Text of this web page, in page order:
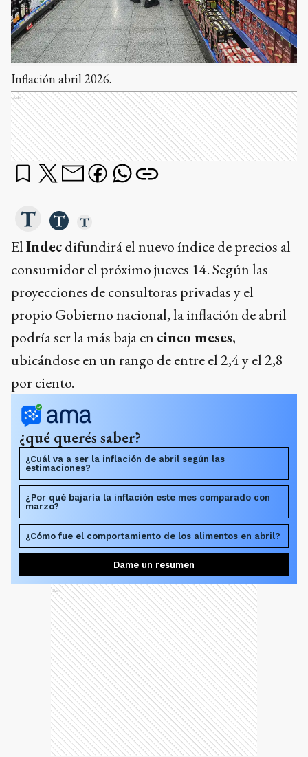
Inflación abril 2026.
Ads
ElIndecdifundirá el nuevo índice de precios al
consumidor el próximo jueves 14. Según las
proyecciones de consultoras privadas y el
propio Gobierno nacional, la inflación de abril
podría ser la más baja en cinco meses,
ubicándose en un rango de entre el 2,4 y el 2,8
por ciento.
¿qué querés saber?
¿Cuál va a ser la inflación de abril según las
estimaciones?
¿Por qué bajaría la inflación este mes comparado con
marzo?
¿Cómo fue el comportamiento de los alimentos en abril?
Dame un resumen
Ads